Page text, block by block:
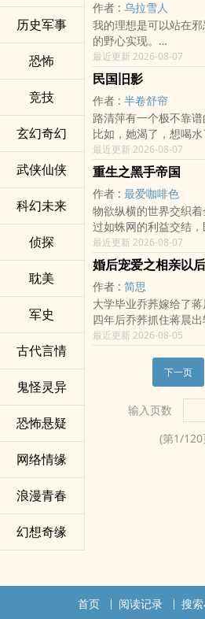
历史军事
恐怖
竞技
玄幻奇幻
武侠仙侠
科幻未来
侦探
耽美
军史
古代言情
鬼怪灵异
恐怖悬疑
网络情缘
浪漫青春
幻想奇缘
《蛇精病太可怕我承受
她誓将所有阴谋与陷阱
誓要望京市风云俱涌！
所有欺她，骗她，辱她
代价！
【也是一个婚宠大爱的
的女子，她拒绝的很干
嫁给他？他有那个资格
事实上，
他真的有。
-
被背叛过的心早已冰
的火焰，融化她的身子
“我权翎宇，这一生只
盼与你白头偕老。嫁
负。”
*
【一朝修成正果】
“嫁吗？”
说这话的不是他，而是
“嫁！”
说这话的不是她，而
【坦诚相对，终见分晓
浴室升腾的蒸汽中，
赤裸背影。
她震惊的看着这个整
次都只能灰溜溜的去
脸上是无尽的慌乱，
人在床第厮混的照片。
救她于危难，送她千金
好吧，这个男人其实
***
薄桀傲，四九城的天之
一次救命之恩，让他
从此，却再也放不下。
以往的骄傲不逊在她面
不过，拿了我的心，你
就让你赔我一辈子吧！
薄桀傲步步逼近，盯
一字一句，从他的薄
我要定你了！”
一句话简介，这就是
医软妹子，化身痴情
【脱衣篇】
“脱衣服。”薄桀傲一脸
什么？青黛瞪大双眼
“脱掉。”薄桀傲口风不
看看伤。”
看着一旁的医药箱，青
“我自己来就行。”男
“我不想重复第三遍。”
“要么，就让我来帮你
意，像是冷冬中百花
青黛一愣，薄桀傲已
爸比在房里喊道，‘宝贝
作者 : 乌拉雪人
我的理想是可以站在
的野心实现。
“哥哥，我们要洗澡澡
“哥哥，我们的胸衣又
“哥哥，我们的裙子好看
“哥哥，我们这样躺在
最近更新 2026-08-07
民国旧影
作者 : 半卷舒帘
路清萍有一个极不靠谱
比如，她渴了，想喝
瓶。
冬天雪花飘飘的时候
级名牌，薄薄的蕾丝
怪！
路清萍就带着这个“坑
的民国年代。
咦？好像有什么奇怪的
公告：本文将于7月21
持，我会更加努力。拒
最近更新 2026-08-07
重生之黑手帝国
作者 : 最爱咖啡色
物欲纵横的世界交织
过如蛛网的利益交结
守自己所拥有的一切吧
“这一生我只坚守我
最近更新 2026-08-07
婚后宠爱之相亲以后
作者 : 简思
大学毕业乔荞嫁给了蒋
四年后乔荞抓住蒋晨出
乔荞的梦想，找个男人
只想问她为什么离婚的
中间人：据说好像可
了没有孩子。
陆卿总结：这女的就
“他为什么跟前妻离婚的
中间人：乔荞,婶儿跟
不行，离婚的时候据
最近更新 2026-08-05
下一页
输入页数
(第1/120
首页 阅读记录 搜